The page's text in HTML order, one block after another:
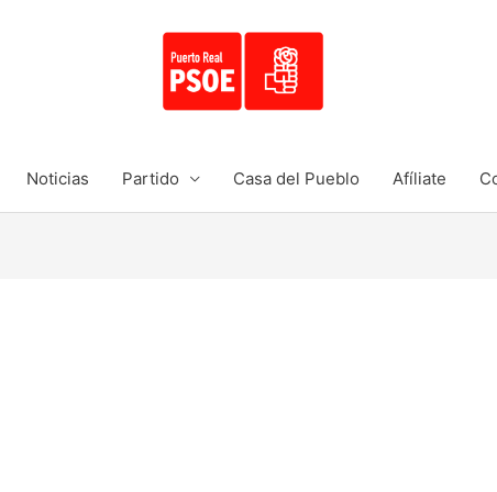
Noticias Partido Casa del Pueblo Afíliate